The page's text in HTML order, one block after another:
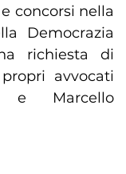
concorsi nella
Democrazia
richiesta di
avvocati
e Marcello